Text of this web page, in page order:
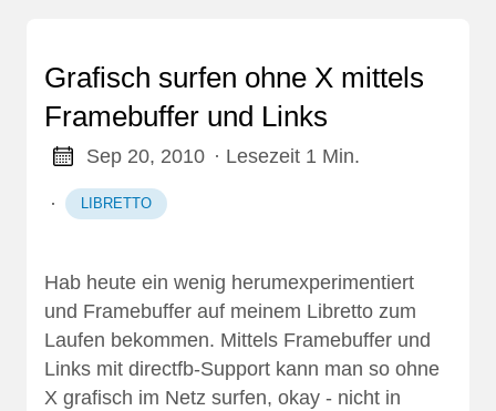
Grafisch surfen ohne X mittels
Framebuffer und Links
Sep 20, 2010 · Lesezeit 1 Min.
· LIBRETTO
Hab heute ein wenig herumexperimentiert
und Framebuffer auf meinem Libretto zum
Laufen bekommen. Mittels Framebuffer und
Links mit directfb-Support kann man so ohne
X grafisch im Netz surfen, okay - nicht in